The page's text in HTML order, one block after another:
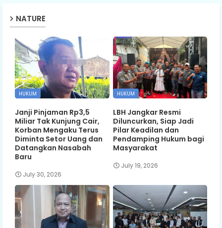
NATURE
HUKUM
Janji Pinjaman Rp3,5
Miliar Tak Kunjung Cair,
Korban Mengaku Terus
Diminta Setor Uang dan
Datangkan Nasabah
Baru
July 30, 2026
HUKUM
LBH Jangkar Resmi
Diluncurkan, Siap Jadi
Pilar Keadilan dan
Pendamping Hukum bagi
Masyarakat
July 19, 2026